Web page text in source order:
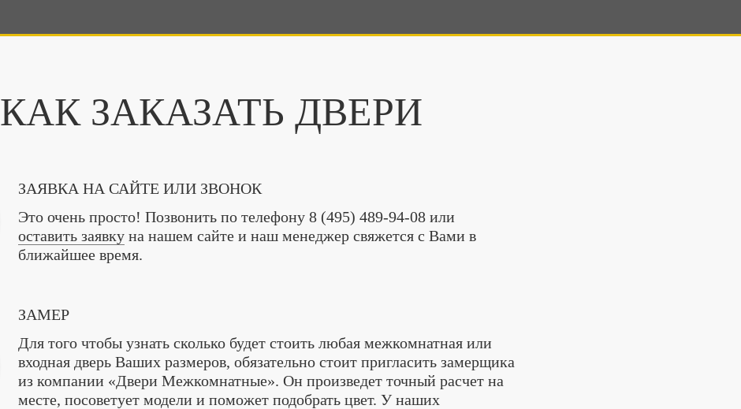
КАК ЗАКАЗАТЬ ДВЕРИ
ЗАЯВКА НА САЙТЕ ИЛИ ЗВОНОК
Это очень просто! Позвонить по телефону 8 (495) 489-94-08 или
оставить заявку на нашем сайте и наш менеджер свяжется с Вами в
ближайшее время.
ЗАМЕР
Для того чтобы узнать сколько будет стоить любая межкомнатная или
входная дверь Ваших размеров, обязательно стоит пригласить замерщика
из компании «Двери Межкомнатные». Он произведет точный расчет на
месте, посоветует модели и поможет подобрать цвет. У наших